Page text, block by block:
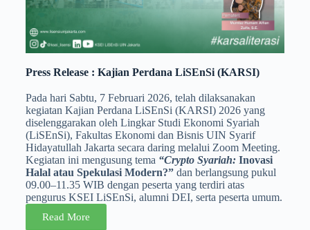
Press Release : Kajian Perdana LiSEnSi (KARSI)
Pada hari Sabtu, 7 Februari 2026, telah dilaksanakan
kegiatan Kajian Perdana LiSEnSi (KARSI) 2026 yang
diselenggarakan oleh Lingkar Studi Ekonomi Syariah
(LiSEnSi), Fakultas Ekonomi dan Bisnis UIN Syarif
Hidayatullah Jakarta secara daring melalui Zoom Meeting.
Kegiatan ini mengusung tema “Crypto Syariah: Inovasi
Halal atau Spekulasi Modern?”dan berlangsung pukul
09.00–11.35 WIB dengan peserta yang terdiri atas
pengurus KSEI LiSEnSi, alumni DEI, serta peserta umum.
Read More